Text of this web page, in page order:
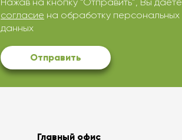
согласие на обработку персональных
данных
Отправить
Главный офис